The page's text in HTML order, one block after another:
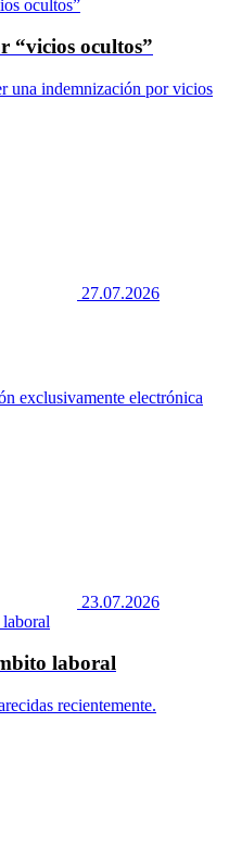
“vicios ocultos”
una indemnización por vicios
27.07.2026
exclusivamente electrónica
23.07.2026
laboral
recientemente.